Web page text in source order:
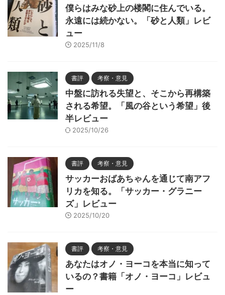
僕らはみな砂上の楼閣に住んでいる。
永遠には続かない。「砂と人類」レビ
ュー
2025/11/8
書評 考察・意見
中盤に訪れる失望と、そこから再構築
される希望。「風の谷という希望」後
半レビュー
2025/10/26
書評 考察・意見
サッカーおばあちゃんを通じて南アフ
リカを知る。「サッカー・グラニー
ズ」レビュー
2025/10/20
書評 考察・意見
あなたはオノ・ヨーコを本当に知って
いるの？書籍「オノ・ヨーコ」レビュ
ー